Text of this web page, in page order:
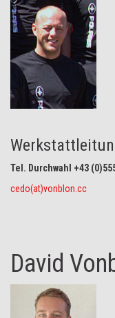
Tel. Durchwahl +43
cedo(at)vonblon.cc
David